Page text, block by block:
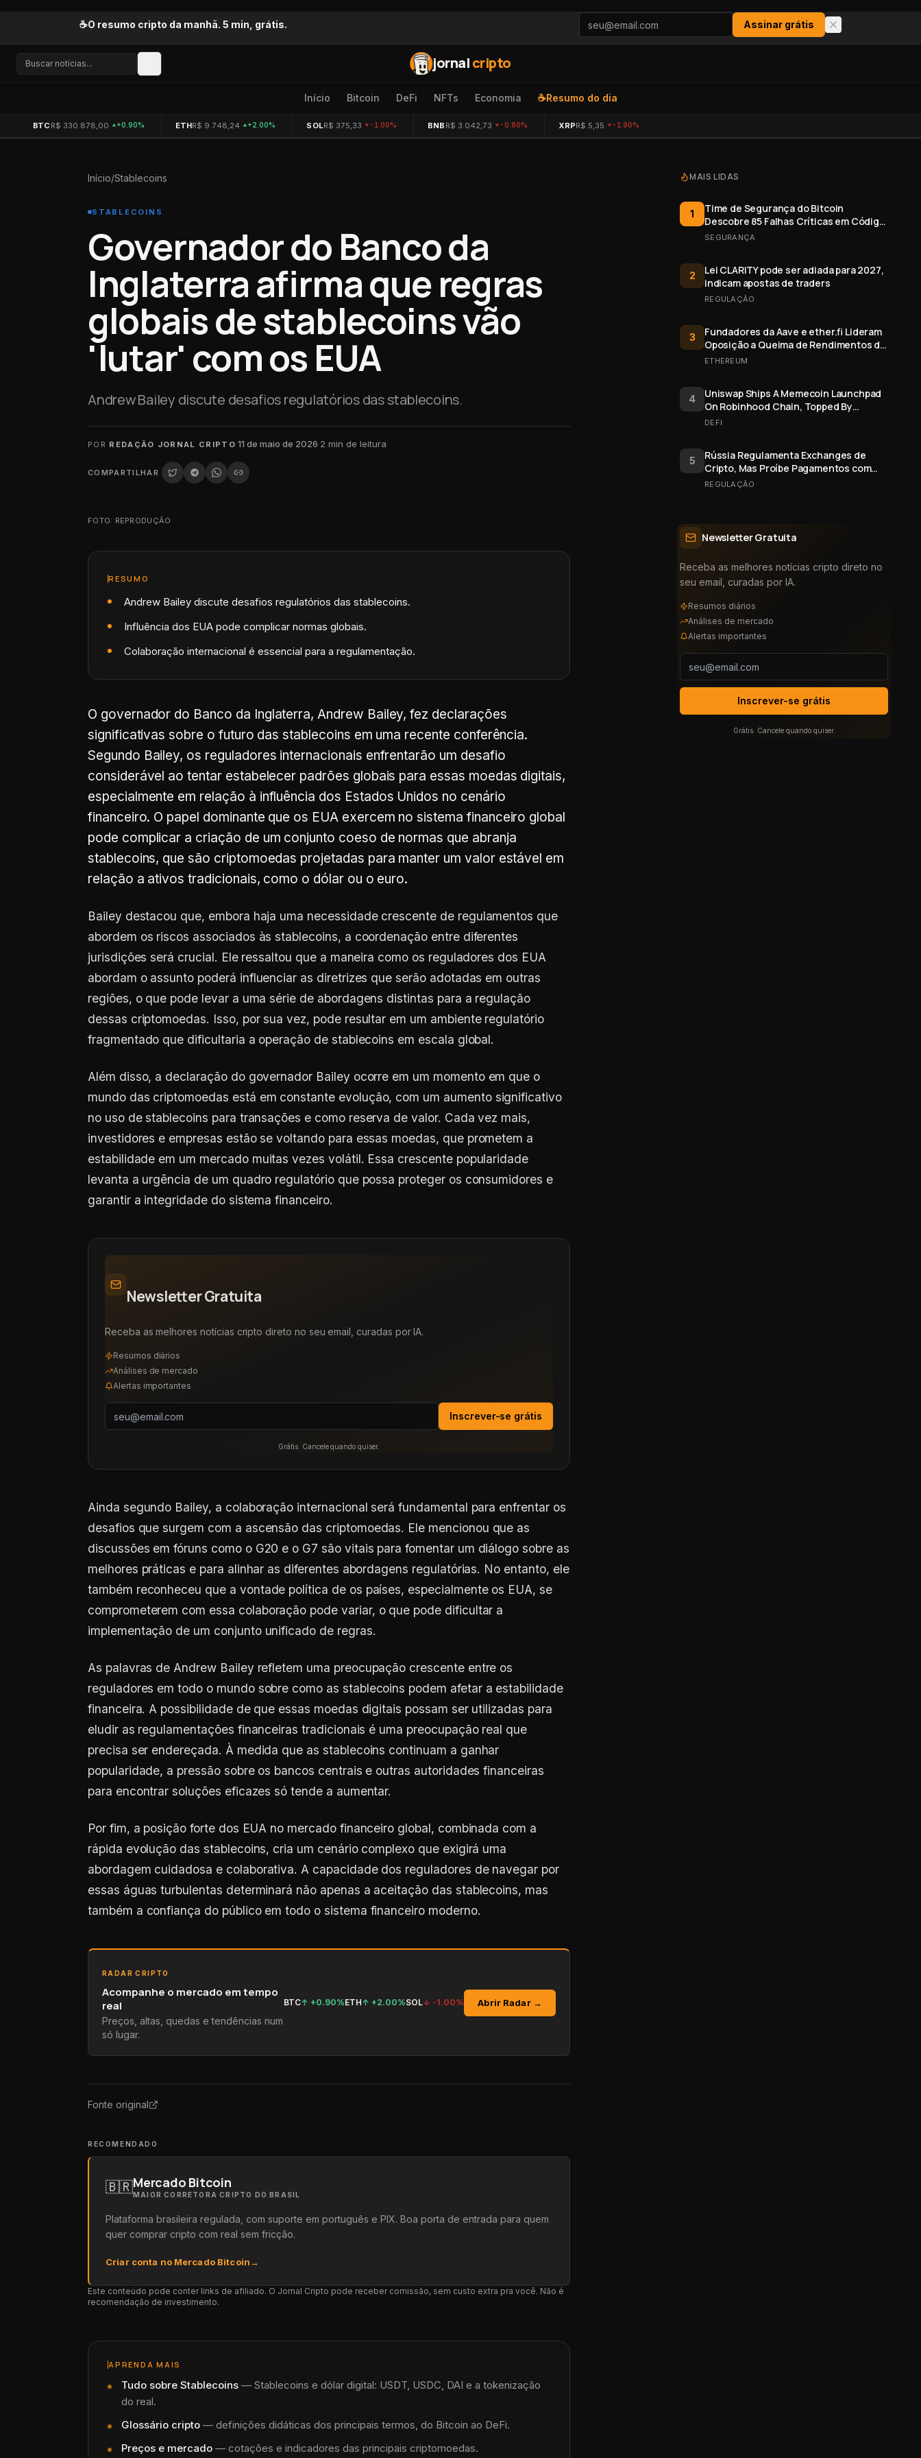
☕ O resumo cripto da manhã. 5 min, grátis. Assinar grátis
jornalcripto
Início Bitcoin DeFi NFTs Economia ☕ Resumo do dia
Início /Stablecoins
Governador do Banco da
Inglaterra afirma que regras
globais de stablecoins vão
'lutar' com os EUA
Andrew Bailey discute desafios regulatórios das stablecoins.
REDAÇÃO JORNAL CRIPTO
FOTO: REPRODUÇÃO
Andrew Bailey discute desafios regulatórios das stablecoins.
Influência dos EUA pode complicar normas globais.
Colaboração internacional é essencial para a regulamentação.
O governador do Banco da Inglaterra, Andrew Bailey, fez declarações
significativas sobre o futuro das stablecoins em uma recente conferência.
Segundo Bailey, os reguladores internacionais enfrentarão um desafio
considerável ao tentar estabelecer padrões globais para essas moedas digitais,
especialmente em relação à influência dos Estados Unidos no cenário
financeiro. O papel dominante que os EUA exercem no sistema financeiro global
pode complicar a criação de um conjunto coeso de normas que abranja
stablecoins, que são criptomoedas projetadas para manter um valor estável em
relação a ativos tradicionais, como o dólar ou o euro.
Bailey destacou que, embora haja uma necessidade crescente de regulamentos que
abordem os riscos associados às stablecoins, a coordenação entre diferentes
jurisdições será crucial. Ele ressaltou que a maneira como os reguladores dos EUA
abordam o assunto poderá influenciar as diretrizes que serão adotadas em outras
regiões, o que pode levar a uma série de abordagens distintas para a regulação
dessas criptomoedas. Isso, por sua vez, pode resultar em um ambiente regulatório
fragmentado que dificultaria a operação de stablecoins em escala global.
Além disso, a declaração do governador Bailey ocorre em um momento em que o
mundo das criptomoedas está em constante evolução, com um aumento significativo
no uso de stablecoins para transações e como reserva de valor. Cada vez mais,
investidores e empresas estão se voltando para essas moedas, que prometem a
estabilidade em um mercado muitas vezes volátil. Essa crescente popularidade
levanta a urgência de um quadro regulatório que possa proteger os consumidores e
garantir a integridade do sistema financeiro.
Newsletter Gratuita
Receba as melhores notícias cripto direto no seu email, curadas por IA.
Resumos diários
Análises de mercado
Alertas importantes
Inscrever-se grátis
Ainda segundo Bailey, a colaboração internacional será fundamental para enfrentar os
desafios que surgem com a ascensão das criptomoedas. Ele mencionou que as
discussões em fóruns como o G20 e o G7 são vitais para fomentar um diálogo sobre as
melhores práticas e para alinhar as diferentes abordagens regulatórias. No entanto, ele
também reconheceu que a vontade política de os países, especialmente os EUA, se
comprometerem com essa colaboração pode variar, o que pode dificultar a
implementação de um conjunto unificado de regras.
As palavras de Andrew Bailey refletem uma preocupação crescente entre os
reguladores em todo o mundo sobre como as stablecoins podem afetar a estabilidade
financeira. A possibilidade de que essas moedas digitais possam ser utilizadas para
eludir as regulamentações financeiras tradicionais é uma preocupação real que
precisa ser endereçada. À medida que as stablecoins continuam a ganhar
popularidade, a pressão sobre os bancos centrais e outras autoridades financeiras
para encontrar soluções eficazes só tende a aumentar.
Por fim, a posição forte dos EUA no mercado financeiro global, combinada com a
rápida evolução das stablecoins, cria um cenário complexo que exigirá uma
abordagem cuidadosa e colaborativa. A capacidade dos reguladores de navegar por
essas águas turbulentas determinará não apenas a aceitação das stablecoins, mas
também a confiança do público em todo o sistema financeiro moderno.
Acompanhe o mercado em tempo
real
Preços, altas, quedas e tendências num
só lugar.
BTC ↑ +0.90% ETH ↑ +2.00% SOL ↓ -1.00% Abrir Radar →
Fonte original
🇧🇷Mercado Bitcoin
MAIOR CORRETORA CRIPTO DO BRASIL
Plataforma brasileira regulada, com suporte em português e PIX. Boa porta de entrada para quem
quer comprar cripto com real sem fricção.
Criar conta no Mercado Bitcoin
Este conteúdo pode conter links de afiliado. O Jornal Cripto pode receber comissão, sem custo extra pra você. Não é
recomendação de investimento.
Tudo sobre Stablecoins
Stablecoins e dólar digital: USDT, USDC, DAI e a tokenização
do real.
Glossário cripto
— definições didáticas dos principais termos, do Bitcoin ao DeFi.
Preços e mercado
— cotações e indicadores das principais criptomoedas.
MAIS LIDAS
1
Time de Segurança do Bitcoin
Descobre 85 Falhas Críticas em Código
Aberto
2
Lei CLARITY pode ser adiada para 2027,
indicam apostas de traders
REGULAÇÃO
3
Fundadores da Aave e ether.fi Lideram
Oposição a Queima de Rendimentos de
Staking do Ethereum
4
Uniswap Ships A Memecoin Launchpad
On Robinhood Chain, Topped By
$FRONG Token Minted Six Days Early
5
Rússia Regulamenta Exchanges de
Cripto, Mas Proíbe Pagamentos com
Bitcoin
REGULAÇÃO
Newsletter Gratuita
Receba as melhores notícias cripto direto no
seu email, curadas por IA.
Resumos diários
Análises de mercado
Alertas importantes
Inscrever-se grátis